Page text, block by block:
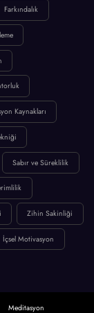
Farkındalık
Kaynakları
Sabır ve Süreklilik
Zihin Sakinliği
İçsel Motivasyon
Meditasyon